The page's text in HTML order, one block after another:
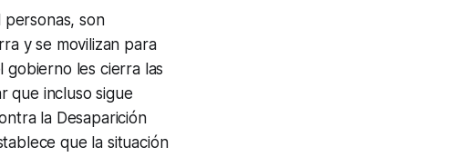
personas, son
y se movilizan para
gobierno les cierra las
que incluso sigue
la Desaparición
que la situación